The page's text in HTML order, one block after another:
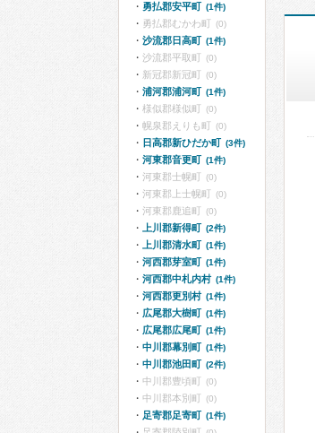
勇払郡安平町 (1件)
勇払郡むかわ町 (0)
沙流郡日高町 (1件)
沙流郡平取町 (0)
新冠郡新冠町 (0)
浦河郡浦河町 (1件)
様似郡様似町 (0)
幌泉郡えりも町 (0)
日高郡新ひだか町 (3件)
河東郡音更町 (1件)
河東郡士幌町 (0)
河東郡上士幌町 (0)
河東郡鹿追町 (0)
上川郡新得町 (2件)
上川郡清水町 (1件)
河西郡芽室町 (1件)
河西郡中札内村 (1件)
河西郡更別村 (1件)
広尾郡大樹町 (1件)
広尾郡広尾町 (1件)
中川郡幕別町 (1件)
中川郡池田町 (2件)
中川郡豊頃町 (0)
中川郡本別町 (0)
足寄郡足寄町 (1件)